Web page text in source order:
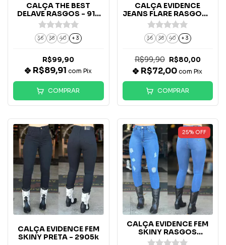
CALÇA THE BEST
DELAVE RASGOS - 919
no
36 38 40 + 3
R$99,90
R$89,91com Pix
COMPRAR
CALÇA EVIDENCE
JEANS FLARE RASGOS -
2863
36 38 40 + 3
R$99,90 R$80,00
R$72,00com Pix
COMPRAR
CALÇA EVIDENCE FEM
SKINY PRETA - 2905k
25% OFF
CALÇA EVIDENCE FEM
SKINY RASGOS
MARMORIZADA - 2843